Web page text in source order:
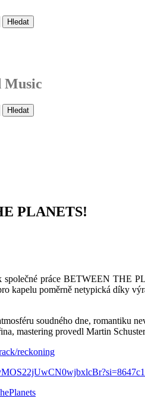
Music
PLANETS!
společné práce BETWEEN THE
kapelu poměrně netypická díky
soudného dne,
mastering provedl Martin
reckoning